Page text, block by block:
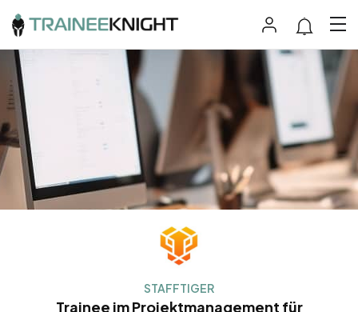
STAFFTIGER
Trainee im Projektmanagement für